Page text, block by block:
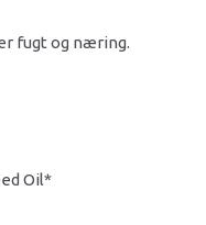
fugt og næring.
Oil*